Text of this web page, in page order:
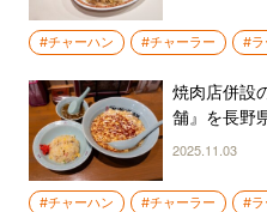
#チャーハン #チャーラー #ラ
焼肉店併設
舗』を長野
ニュータン
2025.11.03
#チャーハン #チャーラー #ラ